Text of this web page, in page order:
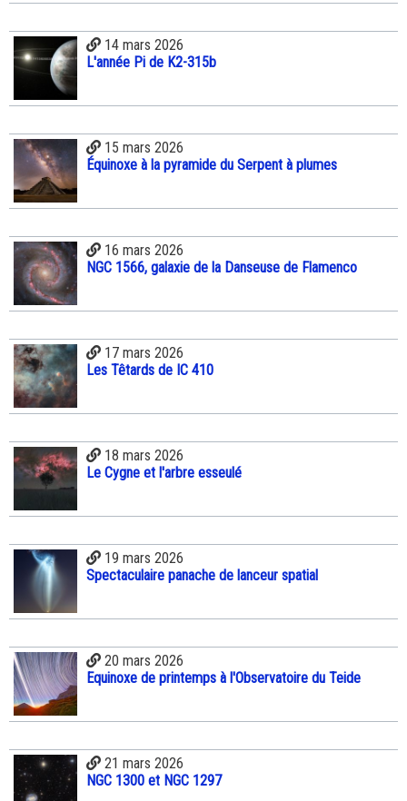
14 mars 2026
L'année Pi de K2-315b
15 mars 2026
Équinoxe à la pyramide du Serpent à plumes
16 mars 2026
NGC 1566, galaxie de la Danseuse de Flamenco
17 mars 2026
Les Têtards de IC 410
18 mars 2026
Le Cygne et l'arbre esseulé
19 mars 2026
Spectaculaire panache de lanceur spatial
20 mars 2026
Equinoxe de printemps à l'Observatoire du Teide
21 mars 2026
NGC 1300 et NGC 1297